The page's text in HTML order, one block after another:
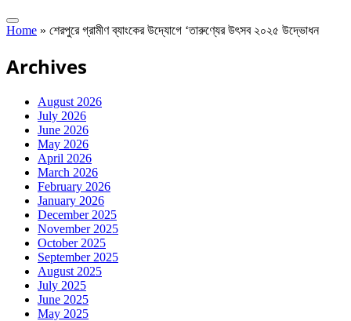
Home » শেরপুরে গ্রামীণ ব্যাংকের উদ্যোগে ‘তারুণ্যের উৎসব ২০২৫ উদ্ভোধন
Archives
August 2026
July 2026
June 2026
May 2026
April 2026
March 2026
February 2026
January 2026
December 2025
November 2025
October 2025
September 2025
August 2025
July 2025
June 2025
May 2025